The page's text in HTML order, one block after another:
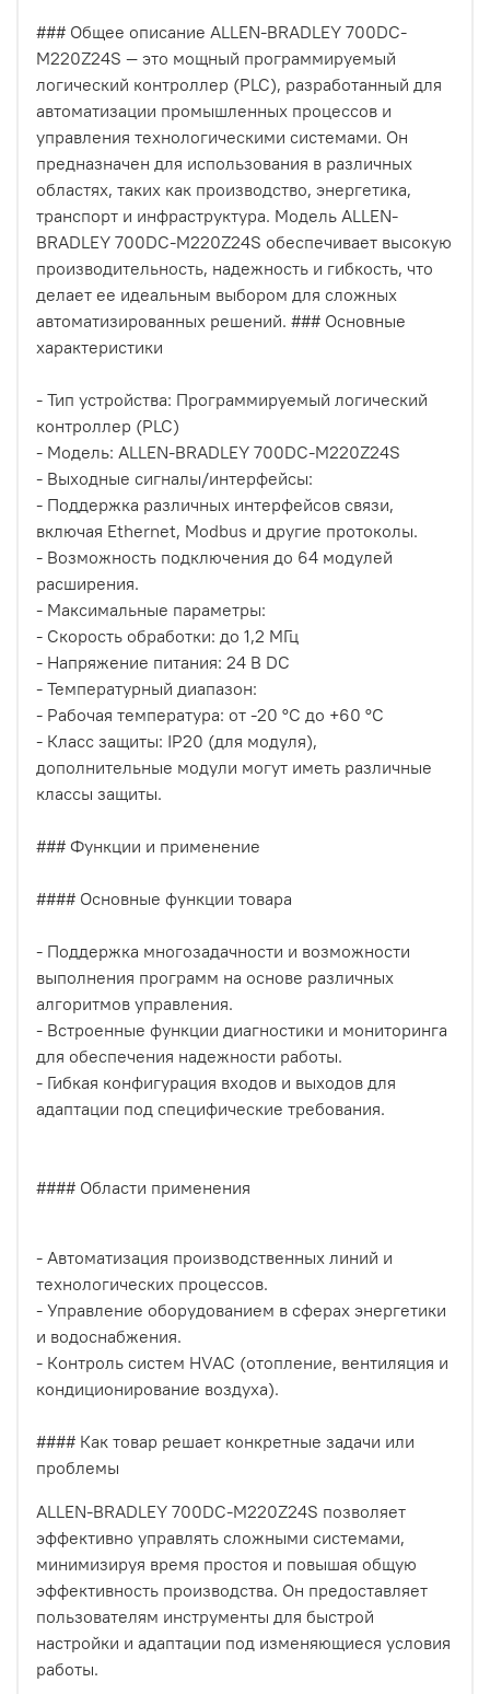
### Общее описание ALLEN-BRADLEY 700DC-
M220Z24S — это мощный программируемый
логический контроллер (PLC), разработанный для
автоматизации промышленных процессов и
управления технологическими системами. Он
предназначен для использования в различных
областях, таких как производство, энергетика,
транспорт и инфраструктура. Модель ALLEN-
BRADLEY 700DC-M220Z24S обеспечивает высокую
производительность, надежность и гибкость, что
делает ее идеальным выбором для сложных
автоматизированных решений. ### Основные
характеристики
- Тип устройства: Программируемый логический
контроллер (PLC)
- Модель: ALLEN-BRADLEY 700DC-M220Z24S
- Выходные сигналы/интерфейсы:
- Поддержка различных интерфейсов связи,
включая Ethernet, Modbus и другие протоколы.
- Возможность подключения до 64 модулей
расширения.
- Максимальные параметры:
- Скорость обработки: до 1,2 МГц
- Напряжение питания: 24 В DC
- Температурный диапазон:
- Рабочая температура: от -20 °C до +60 °C
- Класс защиты: IP20 (для модуля),
дополнительные модули могут иметь различные
классы защиты.
### Функции и применение
#### Основные функции товара
- Поддержка многозадачности и возможности
выполнения программ на основе различных
алгоритмов управления.
- Встроенные функции диагностики и мониторинга
для обеспечения надежности работы.
- Гибкая конфигурация входов и выходов для
адаптации под специфические требования.
#### Области применения
- Автоматизация производственных линий и
технологических процессов.
- Управление оборудованием в сферах энергетики
и водоснабжения.
- Контроль систем HVAC (отопление, вентиляция и
кондиционирование воздуха).
#### Как товар решает конкретные задачи или
проблемы
ALLEN-BRADLEY 700DC-M220Z24S позволяет
эффективно управлять сложными системами,
минимизируя время простоя и повышая общую
эффективность производства. Он предоставляет
пользователям инструменты для быстрой
настройки и адаптации под изменяющиеся условия
работы.